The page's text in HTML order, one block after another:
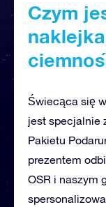
Czym
Świecąca się
jest specjalnie
Pakietu
prezentem
OSR i naszym